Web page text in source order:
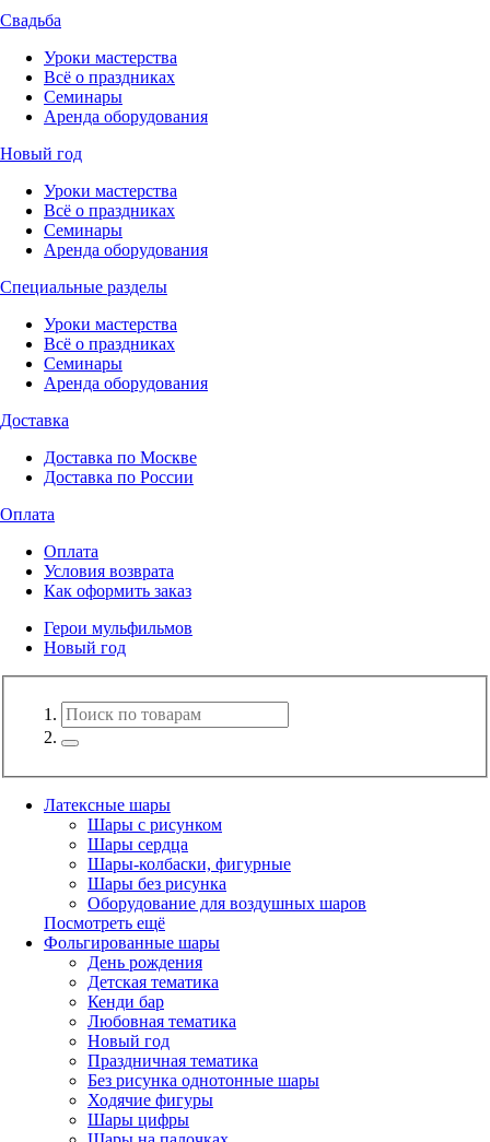
Свадьба
Уроки мастерства
Всё о праздниках
Семинары
Аренда оборудования
Новый год
Уроки мастерства
Всё о праздниках
Семинары
Аренда оборудования
Специальные разделы
Уроки мастерства
Всё о праздниках
Семинары
Аренда оборудования
Доставка
Доставка по Москве
Доставка по России
Оплата
Оплата
Условия возврата
Как оформить заказ
Герои мульфильмов
Новый год
Латексные шары
Шары с рисунком
Шары сердца
Шары-колбаски, фигурные
Шары без рисунка
Оборудование для воздушных шаров
Посмотреть ещё
Фольгированные шары
День рождения
Детская тематика
Кенди бар
Любовная тематика
Новый год
Праздничная тематика
Без рисунка однотонные шары
Ходячие фигуры
Шары цифры